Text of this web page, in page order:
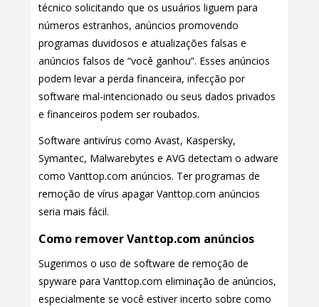
técnico solicitando que os usuários liguem para
números estranhos, anúncios promovendo
programas duvidosos e atualizações falsas e
anúncios falsos de “você ganhou”. Esses anúncios
podem levar a perda financeira, infecção por
software mal-intencionado ou seus dados privados
e financeiros podem ser roubados.
Software antivírus como Avast, Kaspersky,
Symantec, Malwarebytes e AVG detectam o adware
como Vanttop.com anúncios. Ter programas de
remoção de vírus apagar Vanttop.com anúncios
seria mais fácil.
Como remover Vanttop.com anúncios
Sugerimos o uso de software de remoção de
spyware para Vanttop.com eliminação de anúncios,
especialmente se você estiver incerto sobre como